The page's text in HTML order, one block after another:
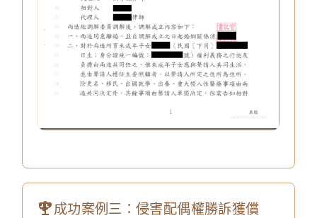
成功案例三：侵害配偶權勝訴獲償